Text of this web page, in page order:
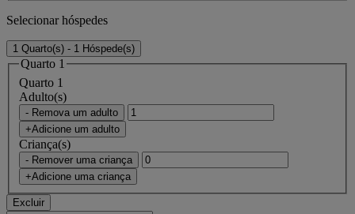
Selecionar hóspedes
1 Quarto(s) - 1 Hóspede(s)
Quarto 1
Quarto 1
Adulto(s)
- Remova um adulto
+Adicione um adulto
Criança(s)
- Remover uma criança
+Adicione uma criança
Excluir